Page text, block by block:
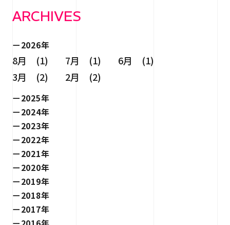
ARCHIVES
2026年
8月 (1) 7月 (1)
6月 (1)
3月 (2)
2月 (2)
2025年
2024年
2023年
2022年
2021年
2020年
2019年
2018年
2017年